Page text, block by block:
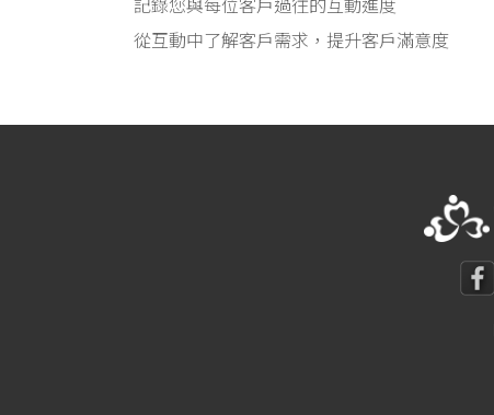
記錄您與每位客戶過往的互動進度
從互動中了解客戶需求，提升客戶滿意度